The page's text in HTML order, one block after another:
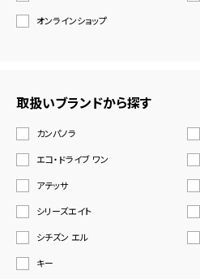
オンラインショップ
取扱いブランドから探す
カンパノラ
エコ・ドライブ ワン
アテッサ
シリーズエイト
シチズン エル
キー